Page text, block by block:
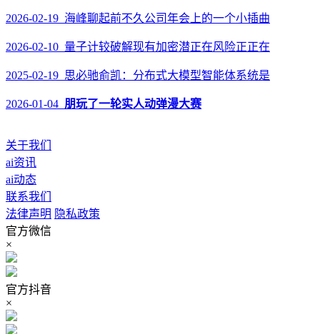
2026-02-19 海峰聊起前不久公司年会上的一个小插曲
2026-02-10 量子计较破解现有加密潜正在风险正正在
2025-02-19 思必驰俞凯：分布式大模型智能体系统是
2026-01-04 朋玩了一轮实人动弹漫大赛
关于我们
ai资讯
ai动态
联系我们
法律声明 隐私政策
官方微信
×
官方抖音
×